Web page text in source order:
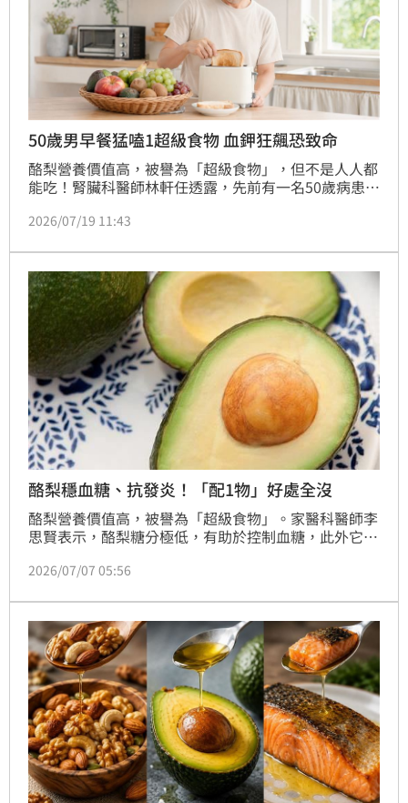
50歲男早餐猛嗑1超級食物 血鉀狂飆恐致命
酪梨營養價值高，被譽為「超級食物」，但不是人人都
能吃！腎臟科醫師林軒任透露，先前有一名50歲病患檢
並將白飯改成糙米。不料在3個月後血鉀卻飆破正常
肪，卻忽略了酪梨的鉀含量比香蕉還高。
2026/07/19 11:43
酪梨穩血糖、抗發炎！「配1物」好處全沒
酪梨營養價值高，被譽為「超級食物」。家醫科醫師李
思賢表示，酪梨糖分極低，有助於控制血糖，此外它還
意，如果想要喝酪梨飲品，不要加入布丁，否則會抵消
2026/07/07 05:56